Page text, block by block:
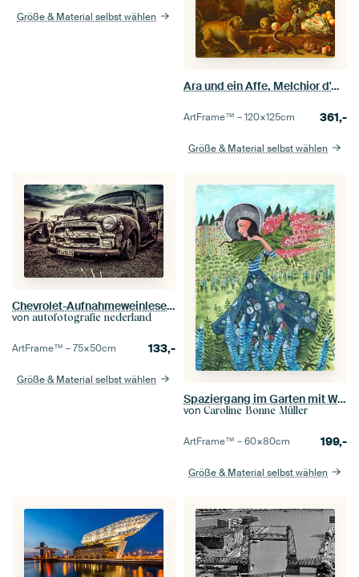
Größe & Material selbst wählen
Ara und ein Affe, Melchior d'Hondecoeter
ArtFrame™ –120×125cm 361,-
Größe & Material selbst wählen
Chevrolet-Aufnahmeweinlese und rostig
von autofotografie nederland
ArtFrame™ –75×50cm 133,-
Größe & Material selbst wählen
Spaziergang im Garten mit Wildblumen
von Caroline Bonne Müller
ArtFrame™ –60×80cm 199,-
Größe & Material selbst wählen